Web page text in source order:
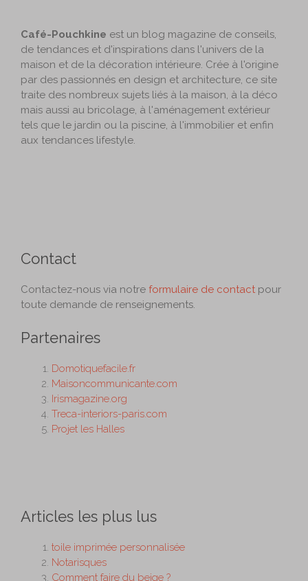
Café-Pouchkine est un blog magazine de conseils,
de tendances et d'inspirations dans l'univers de la
maison et de la décoration intérieure. Crée à l'origine
par des passionnés en design et architecture, ce site
traite des nombreux sujets liés à la maison, à la déco
mais aussi au bricolage, à l'aménagement extérieur
tels que le jardin ou la piscine, à l'immobilier et enfin
aux tendances lifestyle.
Contact
Contactez-nous via notre formulaire de contact pour
toute demande de renseignements.
Partenaires
Domotiquefacile.fr
Maisoncommunicante.com
Irismagazine.org
Treca-interiors-paris.com
Projet les Halles
Articles les plus lus
toile imprimée personnalisée
Notarisques
Comment faire du beige ?